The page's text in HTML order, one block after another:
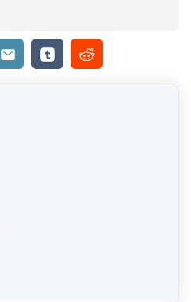
Email TumblrReddit